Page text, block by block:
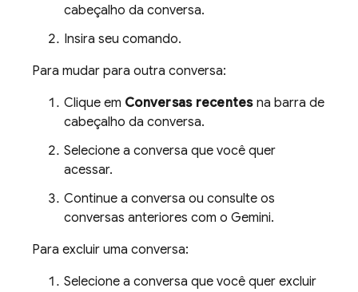
cabeçalho da conversa.
Insira seu comando.
Para mudar para outra conversa:
Clique em Conversas recentesna barra de
cabeçalho da conversa.
Selecione a conversa que você quer
acessar.
Continue a conversa ou consulte os
conversas anteriores com o Gemini.
Para excluir uma conversa:
Selecione a conversa que você quer excluir